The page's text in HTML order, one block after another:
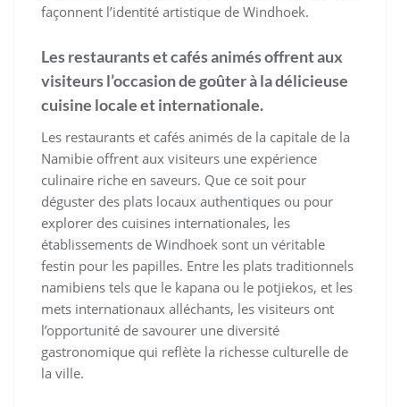
façonnent l’identité artistique de Windhoek.
Les restaurants et cafés animés offrent aux
visiteurs l’occasion de goûter à la délicieuse
cuisine locale et internationale.
Les restaurants et cafés animés de la capitale de la
Namibie offrent aux visiteurs une expérience
culinaire riche en saveurs. Que ce soit pour
déguster des plats locaux authentiques ou pour
explorer des cuisines internationales, les
établissements de Windhoek sont un véritable
festin pour les papilles. Entre les plats traditionnels
namibiens tels que le kapana ou le potjiekos, et les
mets internationaux alléchants, les visiteurs ont
l’opportunité de savourer une diversité
gastronomique qui reflète la richesse culturelle de
la ville.